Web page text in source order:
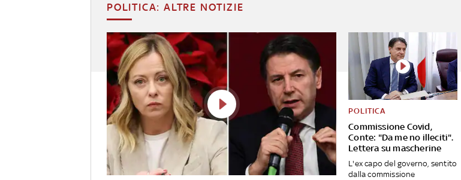
POLITICA: ALTRE NOTIZIE
Commissione Covid,
Conte: "Da me no illeciti".
Lettera su mascherine
POLITICA
L'ex capo del governo, sentito
dalla commissione